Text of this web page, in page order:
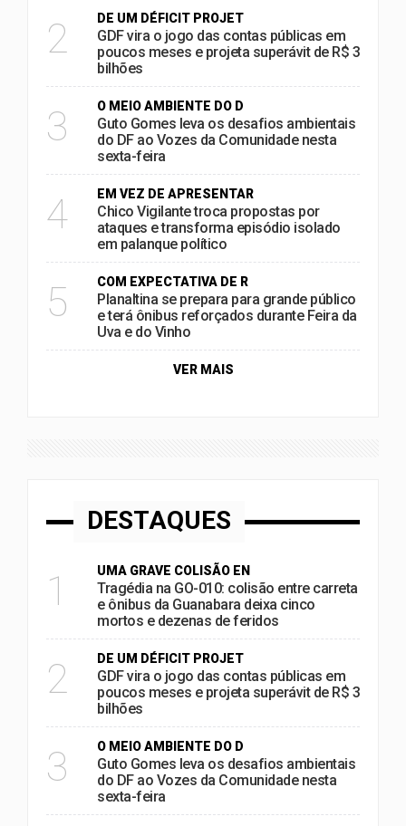
2 DE UM DÉFICIT PROJET
GDF vira o jogo das contas públicas em
poucos meses e projeta superávit de R$ 3
bilhões
3 O MEIO AMBIENTE DO D
Guto Gomes leva os desafios ambientais
do DF ao Vozes da Comunidade nesta
sexta-feira
4 EM VEZ DE APRESENTAR
Chico Vigilante troca propostas por
ataques e transforma episódio isolado
em palanque político
5 COM EXPECTATIVA DE R
Planaltina se prepara para grande público
e terá ônibus reforçados durante Feira da
Uva e do Vinho
VER MAIS
DESTAQUES
1 UMA GRAVE COLISÃO EN
Tragédia na GO-010: colisão entre carreta
e ônibus da Guanabara deixa cinco
mortos e dezenas de feridos
2 DE UM DÉFICIT PROJET
GDF vira o jogo das contas públicas em
poucos meses e projeta superávit de R$ 3
bilhões
3 O MEIO AMBIENTE DO D
Guto Gomes leva os desafios ambientais
do DF ao Vozes da Comunidade nesta
sexta-feira